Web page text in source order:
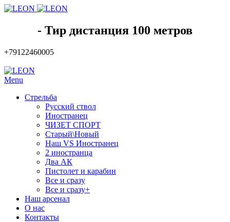
- Тир дистанция 100 метров
+79122460005
Menu
Стрельба
Русский ствол
Иностранец
ЧИЗЕТ СПОРТ
Старый\Новый
Наш VS Иностранец
2 иностранца
Два АК
Пистолет и карабин
Все и сразу
Все и сразу+
Наш арсенал
О нас
Контакты